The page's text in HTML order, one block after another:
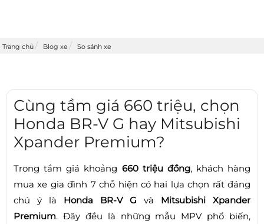
Trang chủ Blog xe So sánh xe
Cùng tầm giá 660 triệu, chọn
Honda BR-V G hay Mitsubishi
Xpander Premium?
Trong tầm giá khoảng 660 triệu đồng, khách hàng
mua xe gia đình 7 chỗ hiện có hai lựa chọn rất đáng
chú ý là Honda BR-V G và Mitsubishi Xpander
Premium. Đây đều là những mẫu MPV phổ biến,